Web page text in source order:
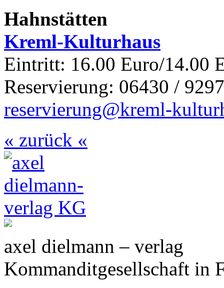
Hahnstätten
Kreml-Kulturhaus
Eintritt: 16.00 Euro/14.00
Reservierung: 06430 /
reservierung@kreml-
« zurück «
axel dielmann – verlag
Kommanditgesellschaft in